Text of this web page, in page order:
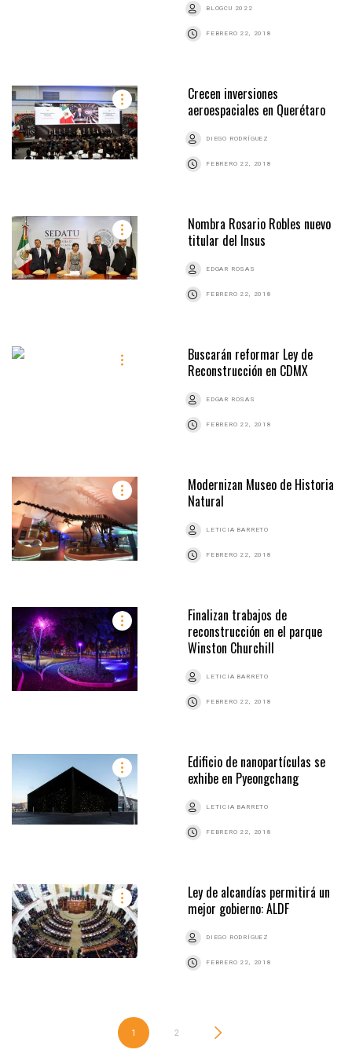
BLOGCU 2022
FEBRERO 22, 2018
Crecen inversiones
aeroespaciales en Querétaro
DIEGO RODRÍGUEZ
FEBRERO 22, 2018
Nombra Rosario Robles nuevo
titular del Insus
EDGAR ROSAS
FEBRERO 22, 2018
Buscarán reformar Ley de
Reconstrucción en CDMX
EDGAR ROSAS
FEBRERO 22, 2018
Modernizan Museo de Historia
Natural
LETICIA BARRETO
FEBRERO 22, 2018
Finalizan trabajos de
reconstrucción en el parque
Winston Churchill
LETICIA BARRETO
FEBRERO 22, 2018
Edificio de nanopartículas se
exhibe en Pyeongchang
LETICIA BARRETO
FEBRERO 22, 2018
Ley de alcandías permitirá un
mejor gobierno: ALDF
DIEGO RODRÍGUEZ
FEBRERO 22, 2018
1 2